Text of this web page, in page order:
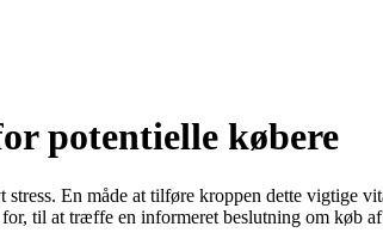
potentielle købere
En måde at tilføre kroppen dette vigtige
til at træffe en informeret beslutning om køb